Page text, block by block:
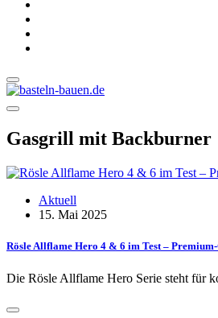
Gasgrill mit Backburner
Aktuell
15. Mai 2025
Rösle Allflame Hero 4 & 6 im Test –
Die Rösle Allflame Hero Serie steht für